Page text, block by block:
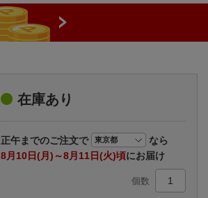
エンタメニュース
推し楽
在庫あり
正午までのご注文で
なら
8月10日(月)～8月11日(火)頃にお届け
個数